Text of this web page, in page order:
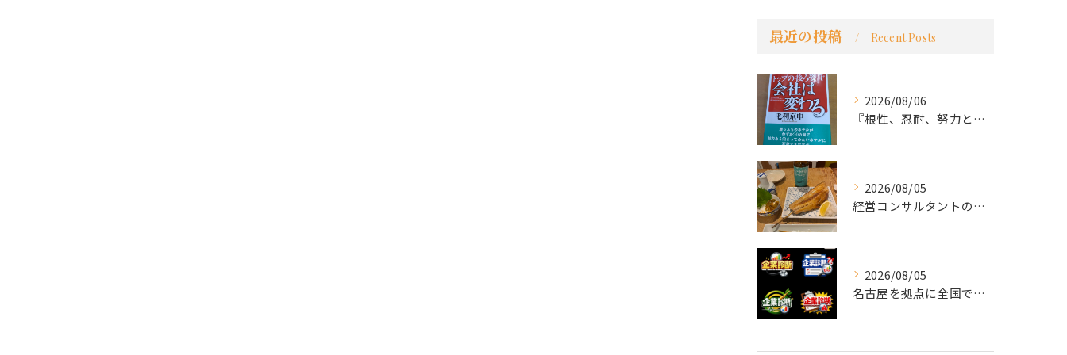
最近の投稿 Recent Posts
2026/08/06
『根性、忍耐、努力という言葉は死語なのか』
2026/08/05
経営コンサルタントのモーちゃん・毛利京申です。
2026/08/05
名古屋を拠点に全国で活動する 経営コンサルタントの 毛利京申...